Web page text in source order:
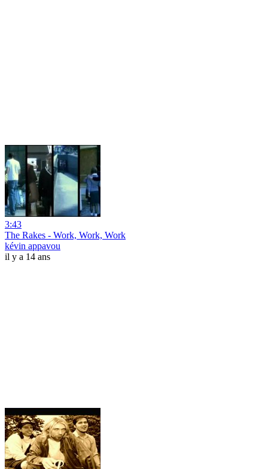
3:43
The Rakes - Work, Work, Work
kévin appavou
il y a 14 ans